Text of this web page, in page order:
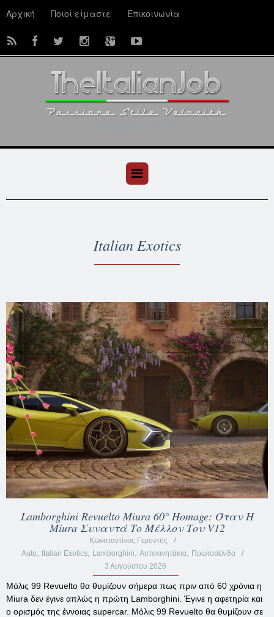
Αρχική Ποιοί είμαστε Επικοινωνία
Italian Exotics
Lamborghini Revuelto Miura 60° Homage: Όταν Η
Miura Συναντά Το Μέλλον Του V12
Κωνσταντίνος Γεροντής
Auto
Italian Exotics, Lamborghini Αυτοκινητάκια,
Πρωτοσέλιδο
3 Αυγούστου 2026
Μόλις 99 Revuelto θα θυμίζουν σήμερα πως πριν από 60 χρόνια η
Miura δεν έγινε απλώς η πρώτη Lamborghini. Έγινε η αφετηρία και
ο ορισμός της έννοιας supercar. Μόλις 99 Revuelto θα θυμίζουν σε